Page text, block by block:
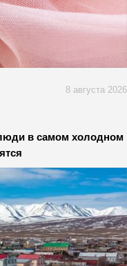
8 августа 2026
в самом холодном